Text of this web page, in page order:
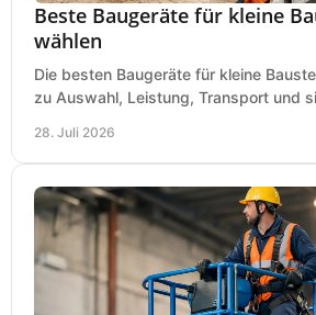
Beste Baugeräte für kleine
wählen
Die besten Baugeräte für kleine
zu Auswahl, Leistung, Transport und
28. Juli 2026